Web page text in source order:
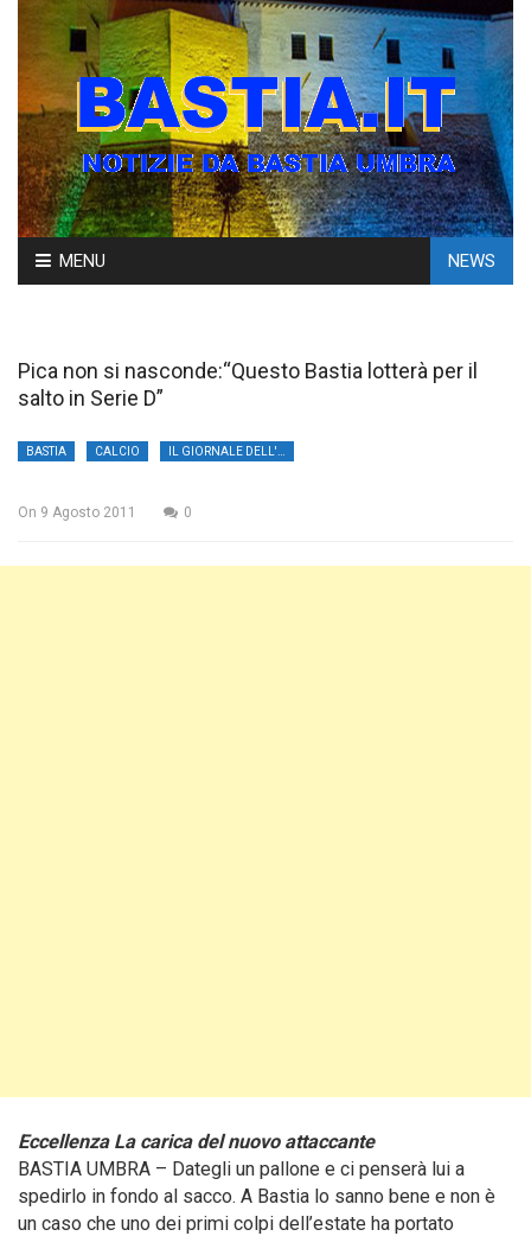
Skip
to
MENU NEWS
Pica non si nasconde:“Questo Bastia lotterà per il
salto in Serie D”
BASTIA CALCIO
On 9 Agosto 2011 0
Eccellenza La carica del nuovo attaccante
BASTIA UMBRA – Dategli un pallone e ci penserà lui a
spedirlo in fondo al sacco. A Bastia lo sanno bene e non è
un caso che uno dei primi colpi dell’estate ha portato